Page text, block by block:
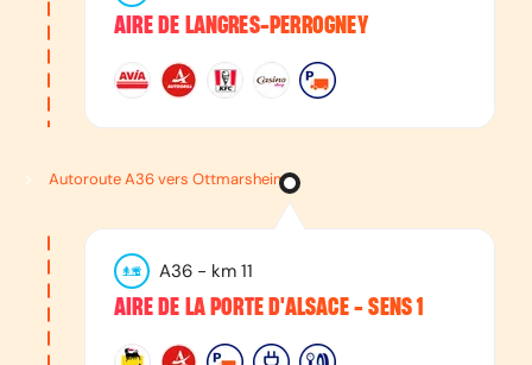
AIRE DE LANGRES-PERROGNEY
Autoroute A36 vers Ottmarsheim
A36 - km 11
AIRE DE LA PORTE D'ALSACE - SENS 1